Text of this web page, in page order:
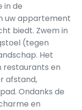
in de
uw appartement
biedt. Zwem in
(tegen
Het
restaurants en
afstand,
Ondanks de
en